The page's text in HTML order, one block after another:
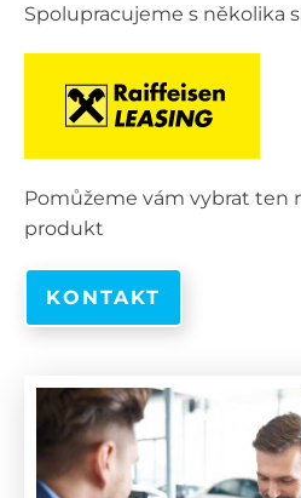
Spolupracujeme s několika
Pomůžeme vám vybrat ten
produkt
KONTAKT